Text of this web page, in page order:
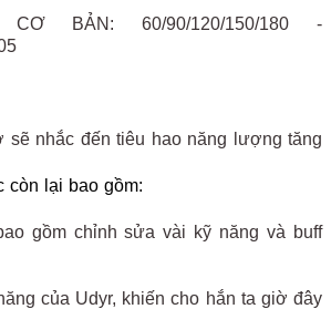
BẢN: 60/90/120/150/180 -
sẽ nhắc đến tiêu hao năng lượng tăng
còn lại bao gồm:
gồm chỉnh sửa vài kỹ năng và buff
của Udyr, khiến cho hắn ta giờ đây